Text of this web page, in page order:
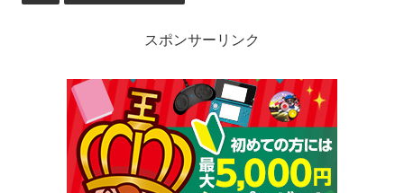
スポンサーリンク